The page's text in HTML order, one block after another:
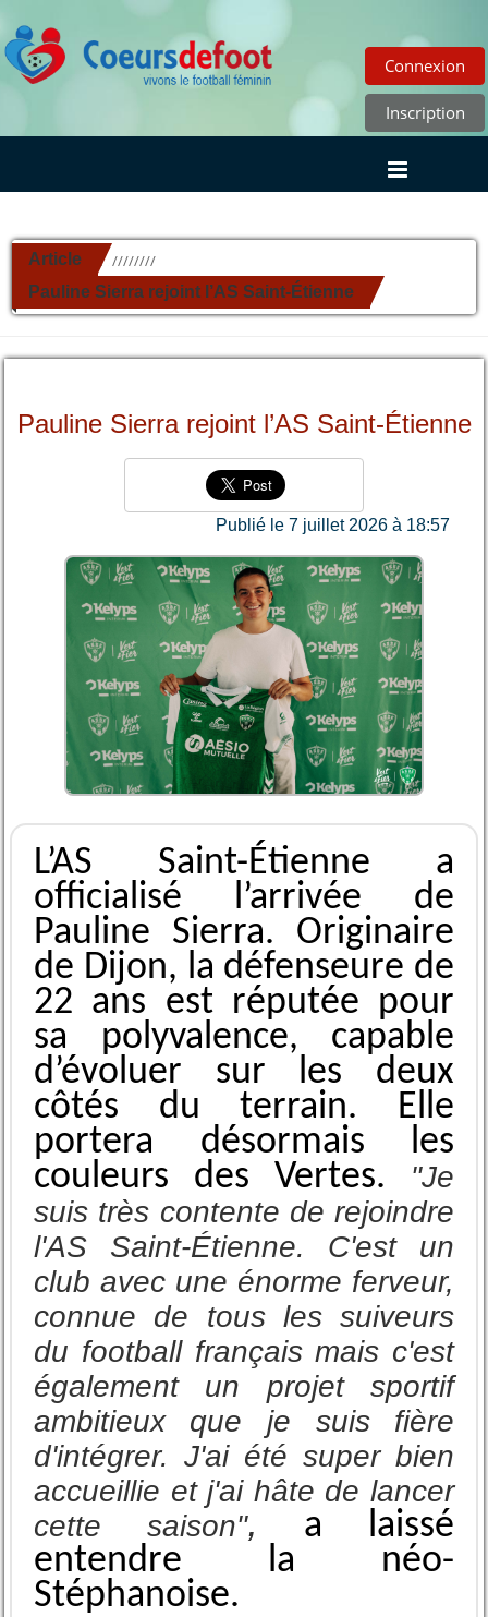
Connexion
Inscription
Article //////////
Pauline Sierra rejoint l’AS Saint-Étienne
Pauline Sierra rejoint l’AS Saint-Étienne
Publié le 7 juillet 2026 à 18:57
L’AS Saint-Étienne a
officialisé l’arrivée de
Pauline Sierra. Originaire
de Dijon, la défenseure de
22 ans est réputée pour
sa polyvalence, capable
d’évoluer sur les deux
côtés du terrain. Elle
portera désormais les
couleurs des Vertes.
"Je
suis très contente de rejoindre
l'AS Saint-Étienne. C'est un
club avec une énorme ferveur,
connue de tous les suiveurs
du football français mais c'est
également un projet sportif
ambitieux que je suis fière
d'intégrer. J'ai été super bien
accueillie et j'ai hâte de lancer
cette saison",
a laissé
entendre la néo-
Stéphanoise.